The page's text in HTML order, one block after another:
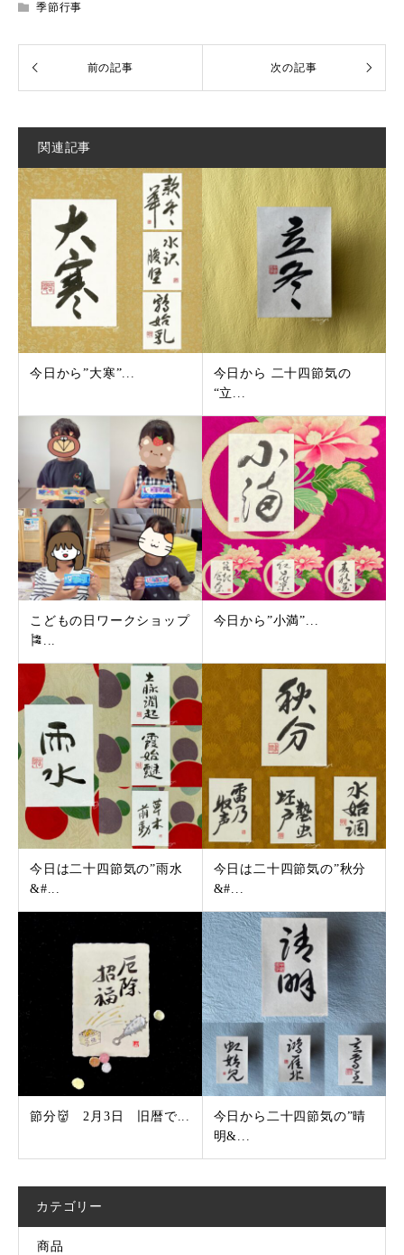
季節行事
関連記事
今日から”大寒”...
今日から 二十四節気の
“立...
こどもの日ワークショップ
🎏...
今日から”小満”...
今日は二十四節気の”雨水
&#...
今日は二十四節気の”秋分
&#...
節分👹 2月3日 旧暦で...
今日から二十四節気の”晴
明&...
カテゴリー
商品